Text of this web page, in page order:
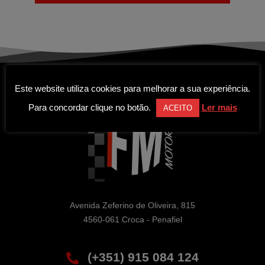
Avenida Zeferino de Oliveira, 815
4560-061 Croca - Penafiel
(+351) 915 084 124
Este website utiliza cookies para melhorar a sua experiência.
Para concordar clique no botão.
ACEITO Ler mais